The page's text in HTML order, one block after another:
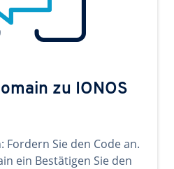
zu IONOS
Fordern Sie den Code an.
ein Bestätigen Sie den